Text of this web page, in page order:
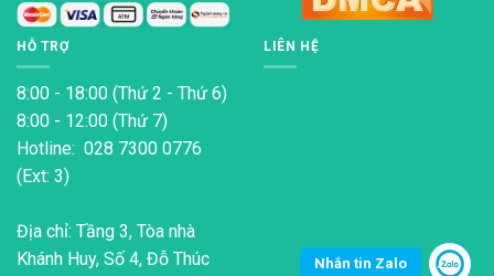
HỖ TRỢ
8:00 - 18:00 (Thứ 2 - Thứ 6)
8:00 - 12:00 (Thứ 7)
Hotline: 028 7300 0776
(Ext: 3)
Địa chỉ: Tầng 3, Tòa nhà
Khánh Huy, Số 4, Đỗ Thúc
LIÊN HỆ
Nhắn tin Zalo